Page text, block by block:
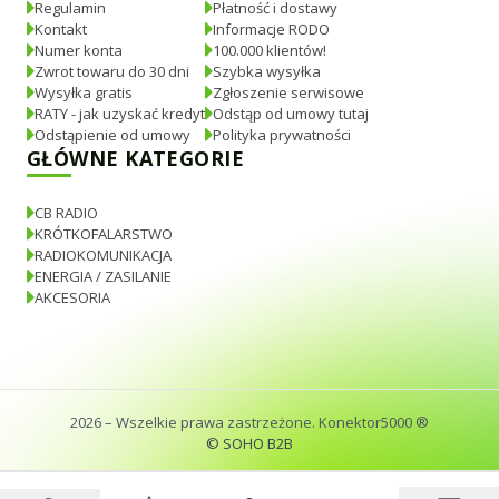
Regulamin
Kontakt
Numer konta
Zwrot towaru do 30 dni
Wysyłka gratis
RATY - jak uzyskać kredyt
Odstąpienie od umowy
Płatność i dostawy
Informacje RODO
100.000 klientów!
Szybka wysyłka
Zgłoszenie serwisowe
Odstąp od umowy tutaj
Polityka prywatności
GŁÓWNE KATEGORIE
CB RADIO
KRÓTKOFALARSTWO
RADIOKOMUNIKACJA
ENERGIA / ZASILANIE
AKCESORIA
2026– Wszelkie prawa zastrzeżone. Konektor5000 ®
© SOHO B2B